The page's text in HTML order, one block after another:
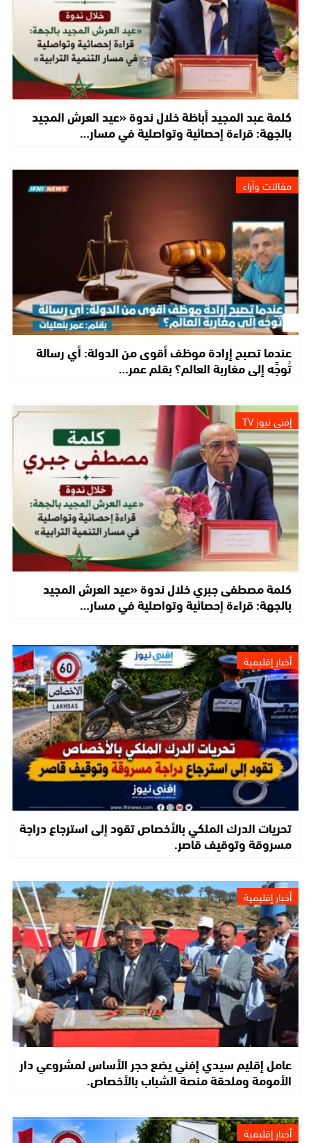
كلمة عبد المجيد أباظة خلال ندوة «عيد العرش المجيد
بالجهة: قراءة إحصائية وتواصلية في مسار…
مقالات وآراء
عندما تصبح إرادة موظف أقوى من الدولة: أي رسالة
تُوجَّه إلى مغاربة العالم؟ بقلم عمر…
إفني نيوز TV
كلمة مصطفى جبري خلال ندوة «عيد العرش المجيد
بالجهة: قراءة إحصائية وتواصلية في مسار…
أخبار إقليمية
تحريات الدرك الملكي بالأخصاص تقود إلى استرجاع دراجة
مسروقة وتوقيف قاصر.
أخبار إقليمية
عامل إقليم سيدي إفني يضع حجر الأساس لمشروعي دار
الأمومة وملحقة منصة الشباب بالأخصاص.
أخبار إقليمية